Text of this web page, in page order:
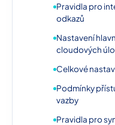
Pravidla pro
odkazů
Nastavení
cloudových
Celkové
Podmínky
vazby
Pravidla pro